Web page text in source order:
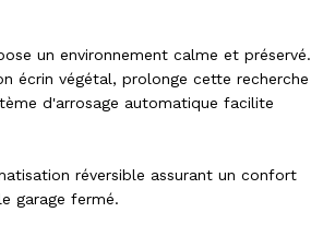
un environnement calme et préservé.
écrin végétal, prolonge cette recherche
d'arrosage automatique facilite
réversible assurant un confort
garage fermé.